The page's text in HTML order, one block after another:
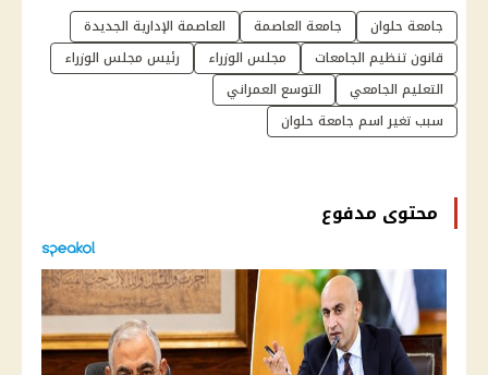
جامعة حلوان جامعة العاصمة
العاصمة الإدارية الجديدة
قانون تنظيم الجامعات
مجلس الوزراء
رئيس مجلس الوزراء
التعليم الجامعي
التوسع العمراني
سبب تغير اسم جامعة حلوان
محتوى مدفوع